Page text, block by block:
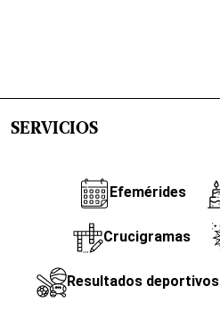
SERVICIOS
Efemérides
Crucigramas
Resultados deportivos